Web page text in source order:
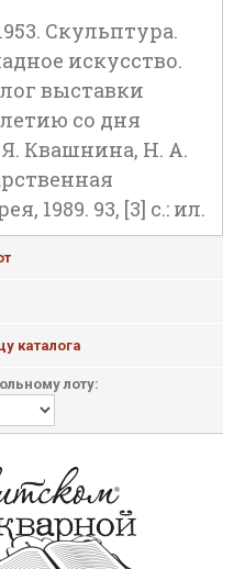
Скульптура.
искусство.
выставки
со дня
Квашнина, Н. А.
1989. 93, [3] с.: ил.
каталога
лоту: